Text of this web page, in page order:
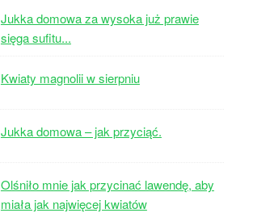
Jukka domowa za wysoka już prawie
sięga sufitu...
Kwiaty magnolii w sierpniu
Jukka domowa – jak przyciąć.
Olśniło mnie jak przycinać lawendę, aby
miała jak najwięcej kwiatów